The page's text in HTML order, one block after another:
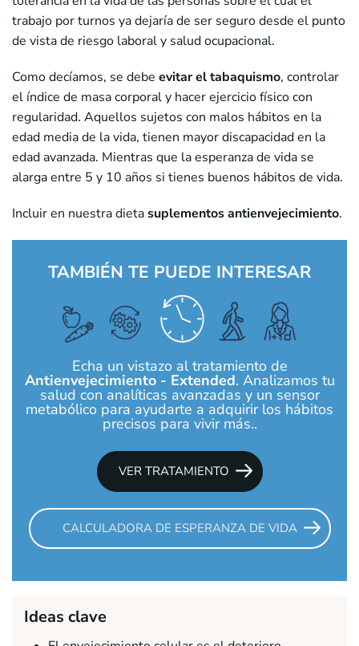
trabajo por turnos ya dejaría de ser seguro desde el punto
de vista de riesgo laboral y salud ocupacional.
Como decíamos, se debe evitar el tabaquismo, controlar
el índice de masa corporal y hacer ejercicio físico con
regularidad. Aquellos sujetos con malos hábitos en la
edad media de la vida, tienen mayor discapacidad en la
edad avanzada. Mientras que la esperanza de vida se
alarga entre 5 y 10 años si tienes buenos hábitos de vida.
Incluir en nuestra dietasuplementos antienvejecimiento.
TAMBIÉN TE PUEDE INTERESAR
Echa un vistazo al tratamiento de
Antienvejecimiento - Extended. Analizamos tu
salud con analíticas avanzadas y un sensor
metabólico para ayudarte a adquirir los hábitos
precisos para vivir más..
VER TRATAMIENTO
CALCULADORA DE ESPERANZA DE VIDA
Ideas clave